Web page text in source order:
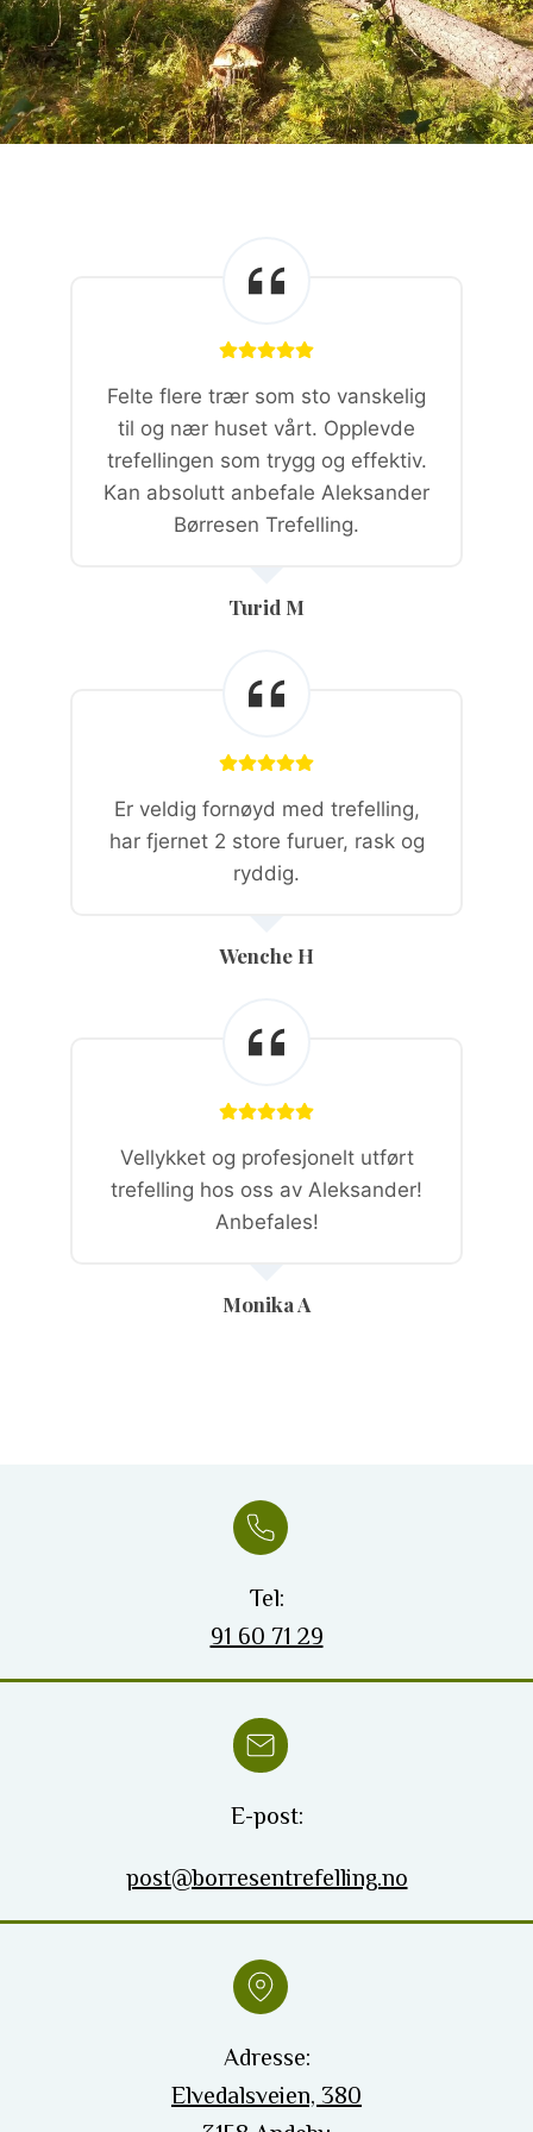
Felte flere trær som sto vanskelig
til og nær huset vårt. Opplevde
trefellingen som trygg og effektiv.
Kan absolutt anbefale Aleksander
Børresen Trefelling.
Turid M
Er veldig fornøyd med trefelling,
har fjernet 2 store furuer, rask og
ryddig.
Wenche H
Vellykket og profesjonelt utført
trefelling hos oss av Aleksander!
Anbefales!
Monika A
Tel:
91 60 71 29
E-post:
post@borresentrefelling.no
Adresse:
Elvedalsveien, 380